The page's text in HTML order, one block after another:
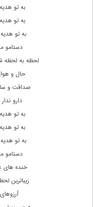
به تو
به تو
به تو
دستامو
لحظه به لحظه
حال و
صداقت و
دارو
به تو
به تو
به تو
دستامو
خنده های
زیباترین